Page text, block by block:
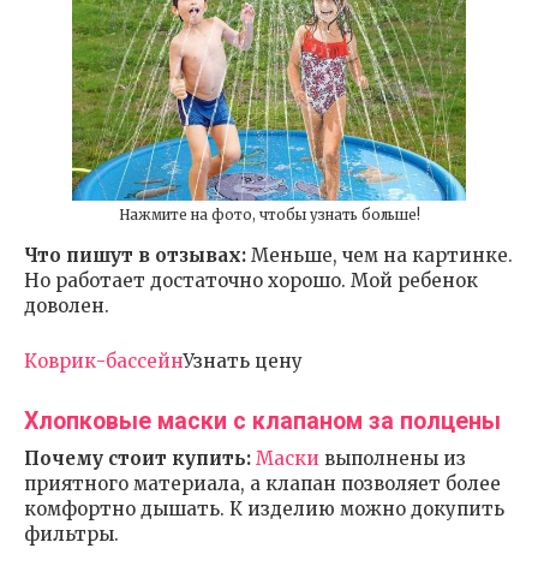
Нажмите на фото, чтобы узнать больше!
Что пишут в отзывах: Меньше, чем на картинке.
Но работает достаточно хорошо. Мой ребенок
доволен.
Коврик-бассейнУзнать цену
Хлопковые маски с клапаном за полцены
Почему стоит купить: Маски выполнены из
приятного материала, а клапан позволяет более
комфортно дышать. К изделию можно докупить
фильтры.